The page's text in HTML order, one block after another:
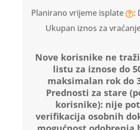
Planirano vrijeme isplate
:
Ukupan iznos za
Nove korisnike ne
listu za iznose do
maksimalan rok do
Prednosti za stare
korisnike): nije
verifikacija osobnih